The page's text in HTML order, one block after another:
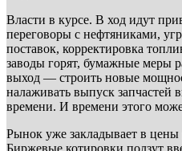
Власти в курсе. В ход идут
переговоры с нефтяниками,
поставок, корректировка
заводы горят, бумажные меры
выход — строить новые
налаживать выпуск запчастей
времени. И времени этого
Рынок уже закладывает в
Биржевые котировки ползут